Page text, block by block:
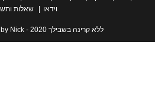
שאלות ותשובות
ללא קרינה בשבילך 2020 - OceanWP Theme by Nick